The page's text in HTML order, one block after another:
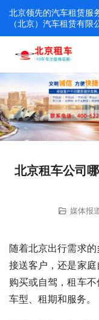
北京租车公司
媒体报
随着北京出行需求的
接送客户，还是家
购买或自驾，租车
车型、租期和服务。
北京领先的汽车租赁
（北京）汽车租赁有限